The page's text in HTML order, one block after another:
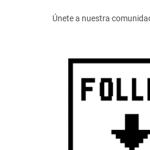
Únete a nuestra